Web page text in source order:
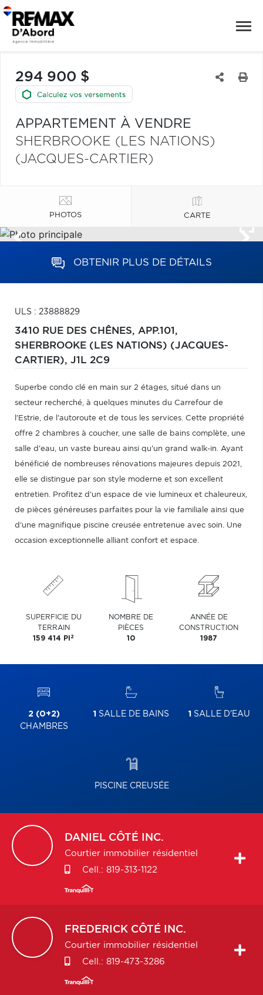
294 900 $
APPARTEMENT À VENDRE
SHERBROOKE (LES NATIONS)
(JACQUES-CARTIER)
PHOTOS CARTE
OBTENIR PLUS DE DÉTAILS
ULS : 23888829
3410 RUE DES CHÊNES, APP.101,
SHERBROOKE (LES NATIONS) (JACQUES-
CARTIER), J1L 2C9
Superbe condo clé en main sur 2 étages, situé dans un
secteur recherché, à quelques minutes du Carrefour de
l'Estrie, de l'autoroute et de tous les services. Cette propriété
offre 2 chambres à coucher, une salle de bains complète, une
salle d'eau, un vaste bureau ainsi qu'un grand walk-in. Ayant
bénéficié de nombreuses rénovations majeures depuis 2021,
elle se distingue par son style moderne et son excellent
entretien. Profitez d'un espace de vie lumineux et chaleureux,
de pièces généreuses parfaites pour la vie familiale ainsi que
d'une magnifique piscine creusée entretenue avec soin. Une
occasion exceptionnelle alliant confort et espace.
SUPERFICIE DU
TERRAIN
159 414 PI 2
NOMBRE DE
PIÈCES
10
ANNÉE DE
CONSTRUCTION
1987
2 (0+2)
CHAMBRES
1 SALLE DE BAINS 1 SALLE D'EAU
PISCINE CREUSÉE
DANIEL CÔTÉ INC.
Courtier immobilier résidentiel
Cell.: 819-313-1122
FREDERICK CÔTÉ INC.
Courtier immobilier résidentiel
Cell.: 819-473-3286